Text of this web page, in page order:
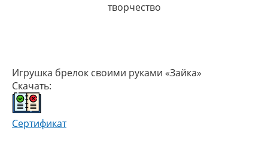
Игрушка брелок своими руками «Зайка»
Скачать:
Сертификат